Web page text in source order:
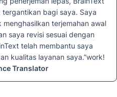
bagi saya. Saya
terjemahan awal
saya revisi sesuai dengan
telah membantu saya
kualitas layanan saya.”work!
Translator